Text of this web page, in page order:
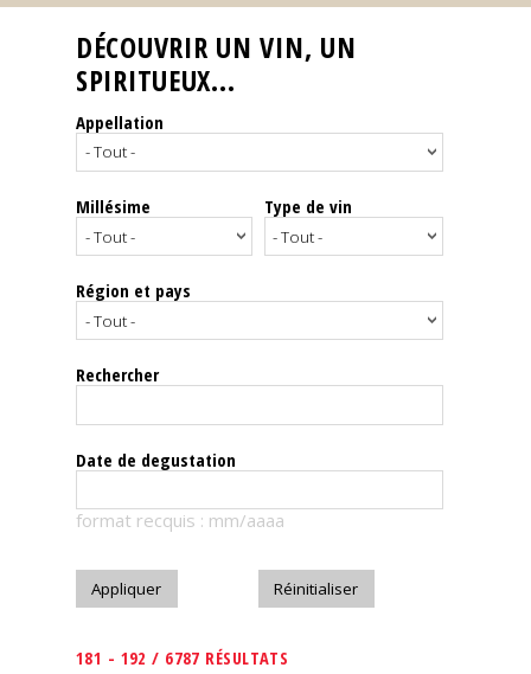
Reportages
Nos
Spiritueux
Notes
dégustation
Le
magazine
Télécharger
DÉCOUVRIR UN VIN, UN
SPIRITUEUX...
Appellation
Millésime Type de vin
Région et pays
Rechercher
Date de degustation
format recquis : mm/aaaa
181 - 192 / 6787 RÉSULTATS